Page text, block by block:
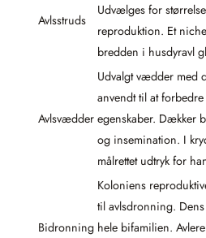
Avlsstruds
Udvælges for
reproduktion. Et
bredden i husdyravl
Avlsvædder
Udvalgt vædder med
anvendt til at
egenskaber. Dækker
og insemination. I
målrettet udtryk for
Bidronning
Koloniens
til avlsdronning.
hele bifamilien.